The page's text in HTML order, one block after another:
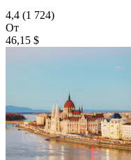
4,4 (1 724)
От
46,15 $